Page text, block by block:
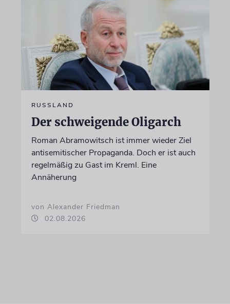
RUSSLAND
Der schweigende Oligarch
Roman Abramowitsch ist immer wieder Ziel
antisemitischer Propaganda. Doch er ist auch
regelmäßig zu Gast im Kreml. Eine
Annäherung
von Alexander Friedman
02.08.2026